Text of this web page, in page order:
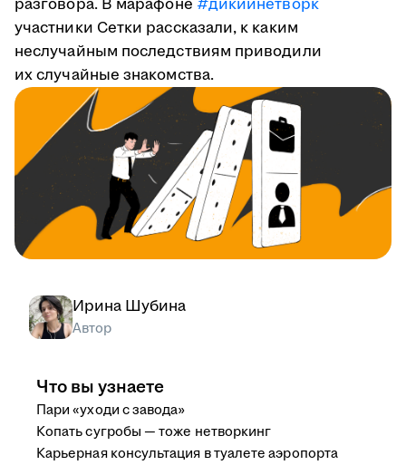
разговора. В марафоне #дикийнетворк
участники Сетки рассказали, к каким
неслучайным последствиям приводили
их случайные знакомства.
Ирина Шубина
Автор
Что вы узнаете
Пари «уходи с завода»
Копать сугробы — тоже нетворкинг
Карьерная консультация в туалете аэропорта